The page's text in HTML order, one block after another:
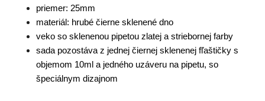
priemer: 25mm
materiál: hrubé čierne sklenené dno
veko so sklenenou pipetou zlatej a striebornej farby
sada pozostáva z jednej čiernej sklenenej fľaštičky s
objemom 10ml a jedného uzáveru na pipetu, so
špeciálnym dizajnom